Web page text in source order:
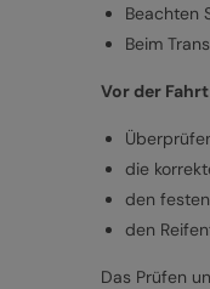
Beachten
Beim
Vor der Fahrt
die
den
den
Das Prüfen